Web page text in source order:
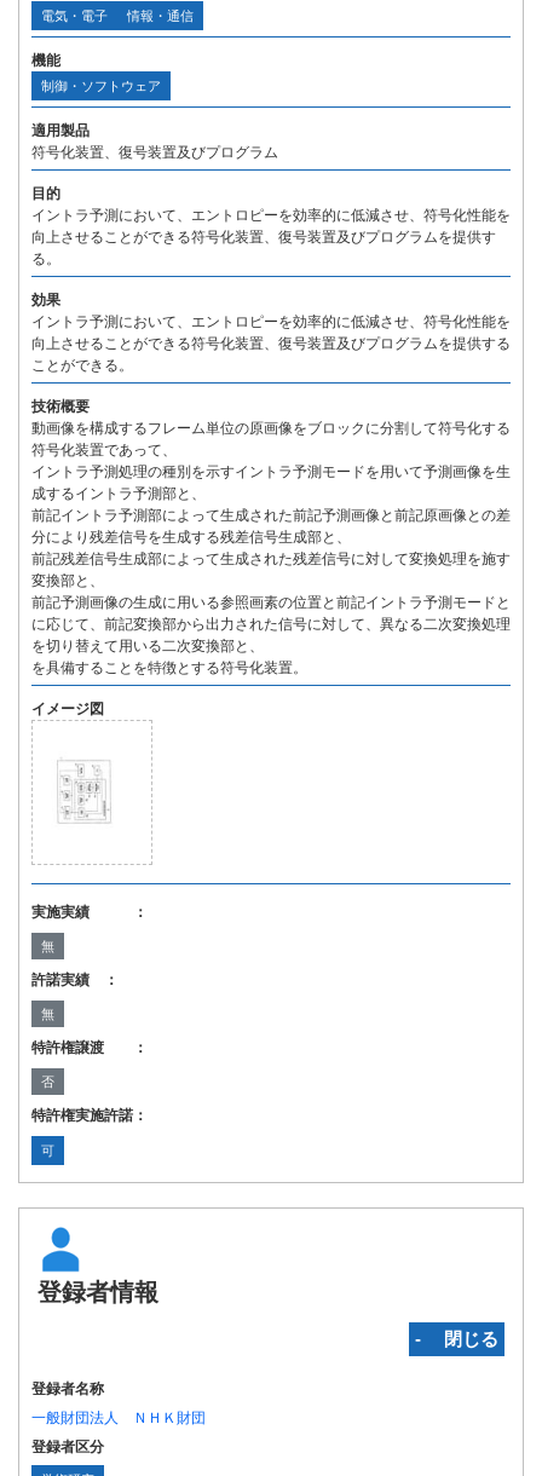
電気・電子 情報・通信
機能
制御・ソフトウェア
適用製品
符号化装置、復号装置及びプログラム
目的
イントラ予測において、エントロピーを効率的に低減させ、符号化性能を
向上させることができる符号化装置、復号装置及びプログラムを提供す
る。
効果
イントラ予測において、エントロピーを効率的に低減させ、符号化性能を
向上させることができる符号化装置、復号装置及びプログラムを提供する
ことができる。
技術概要
動画像を構成するフレーム単位の原画像をブロックに分割して符号化する
符号化装置であって、
イントラ予測処理の種別を示すイントラ予測モードを用いて予測画像を生
成するイントラ予測部と、
前記イントラ予測部によって生成された前記予測画像と前記原画像との差
分により残差信号を生成する残差信号生成部と、
前記残差信号生成部によって生成された残差信号に対して変換処理を施す
変換部と、
前記予測画像の生成に用いる参照画素の位置と前記イントラ予測モードと
に応じて、前記変換部から出力された信号に対して、異なる二次変換処理
を切り替えて用いる二次変換部と、
を具備することを特徴とする符号化装置。
イメージ図
実施実績 ：
無
許諾実績 ：
無
特許権譲渡 ：
否
特許権実施許諾：
可
登録者情報
‐ 閉じる
登録者名称
一般財団法人 ＮＨＫ財団
登録者区分